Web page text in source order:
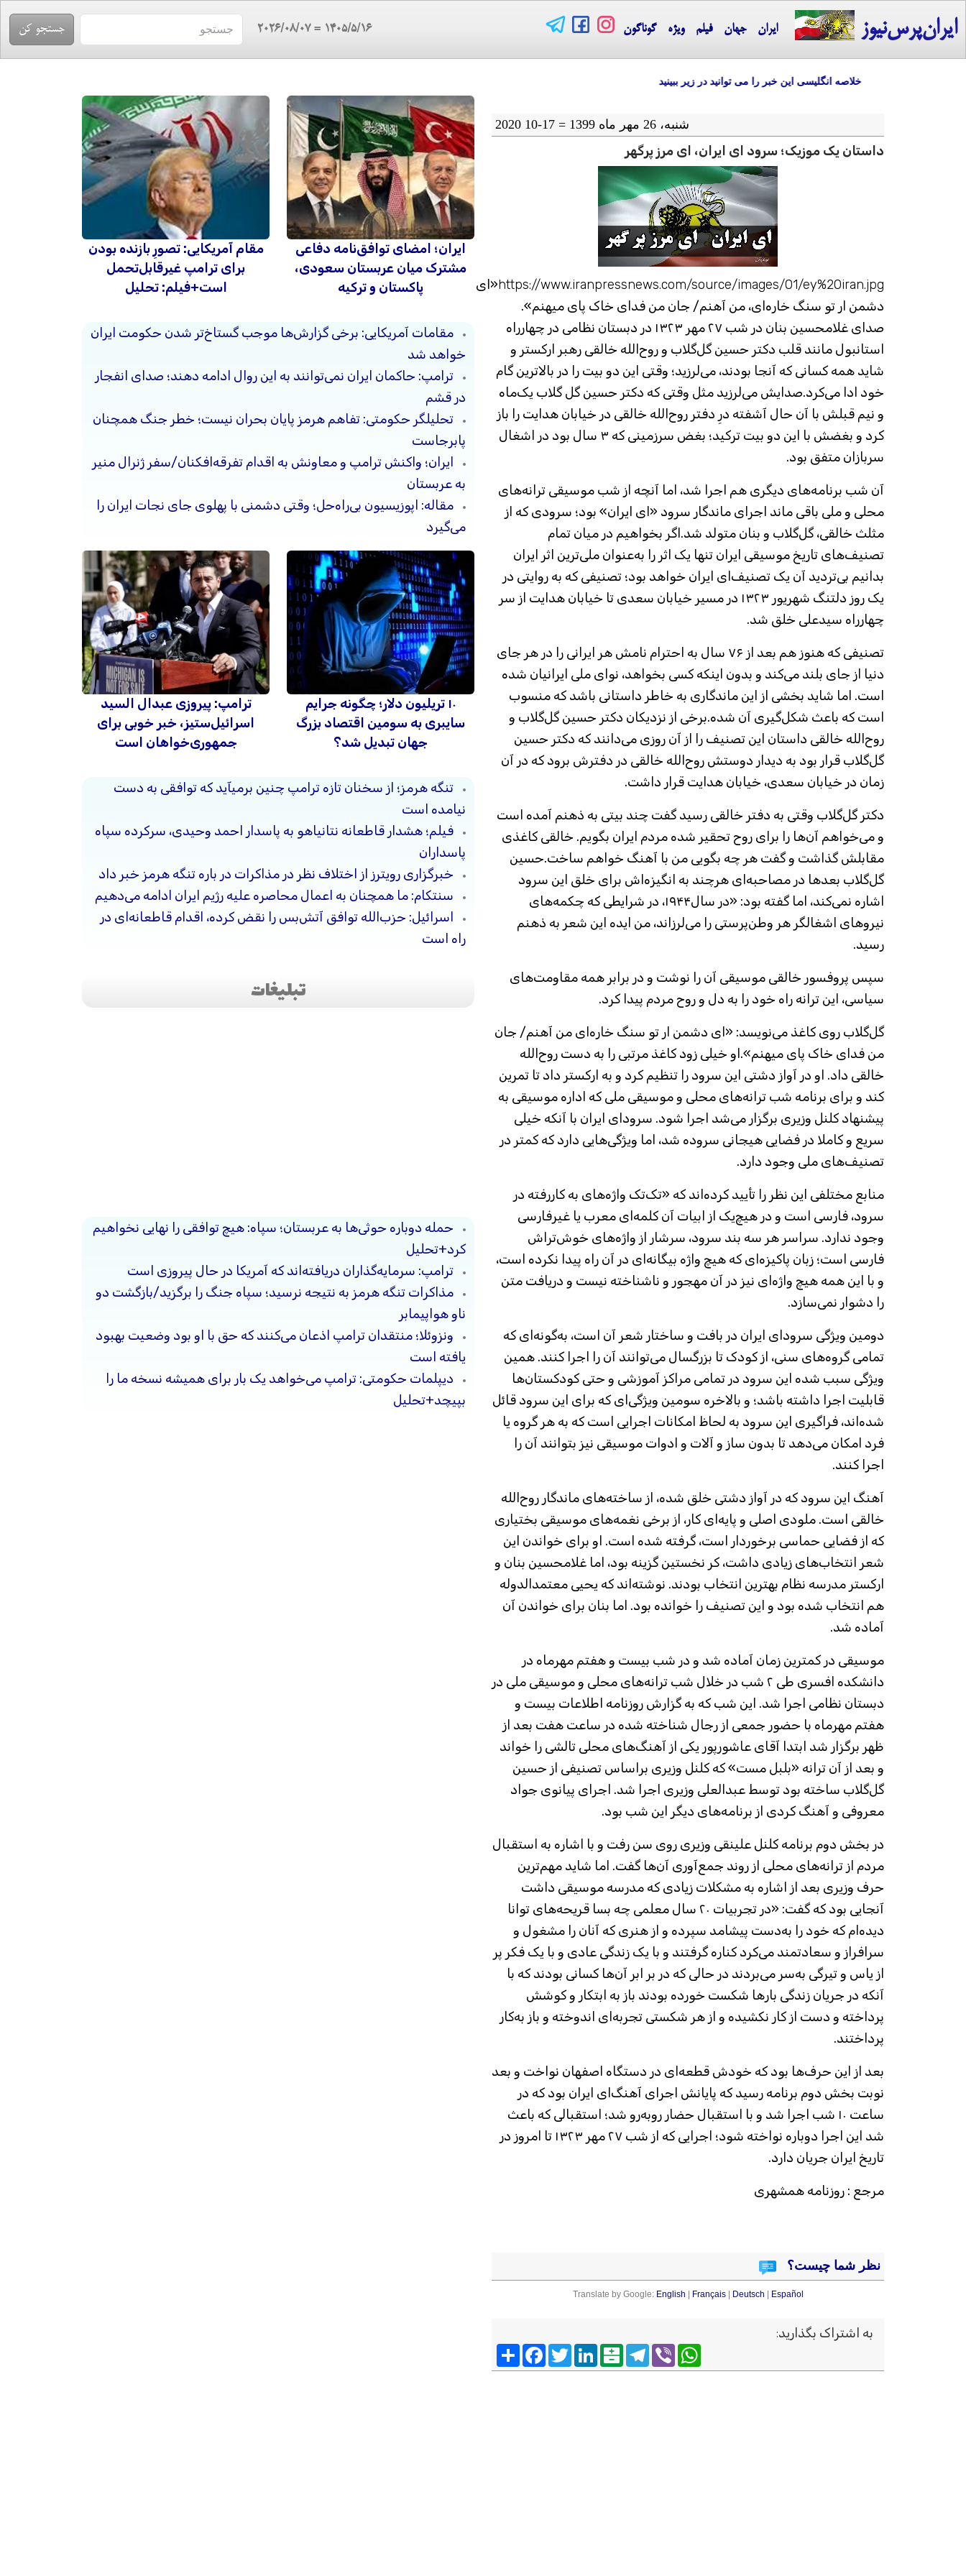
ایران‌پرس‌نیوز ایران جهان فیلم ویژه گوناگون ۱۴۰۵/۵/۱۶ = 2026/08/07
خلاصه انگلیسی این خبر را می توانید در زیر ببینید
شنبه، 26 مهر ماه 1399 = 17-10 2020
داستان یک موزیک؛ سرود ای ایران، ای مرز پرگهر
https://www.iranpressnews.com/source/images/01/ey%20iran.jpg«ای
دشمن ار تو سنگ خاره‌ای، من آهنم/ جان من فدای خاک پای میهنم».
صدای غلامحسین بنان در شب ۲۷ مهر ۱۳۲۳ در دبستان نظامی در چهارراه
استانبول مانند قلب دکتر حسین گل‌گلاب و روح‌الله خالقی رهبر ارکستر و
شاید همه کسانی که آنجا بودند، می‌لرزید؛ وقتی این دو بیت را در بالاترین گام
خود ادا می‌کرد.صدایش می‌لرزید مثل وقتی که دکتر حسین گل گلاب یک‌ماه
و نیم قبلش با آن حال آشفته درِ دفتر روح‌الله خالقی در خیابان هدایت را باز
کرد و بغضش با این دو بیت ترکید؛ بغض سرزمینی که ۳ سال بود در اشغال
سربازان متفق بود.
آن شب برنامه‌های دیگری هم اجرا شد، اما آنچه از شب موسیقی ترانه‌های
محلی و ملی باقی ماند اجرای ماندگار سرود «ای ایران» بود؛ سرودی که از
مثلث خالقی، گل‌گلاب و بنان متولد شد.اگر بخواهیم در میان تمام
تصنیف‌های تاریخ موسیقی ایران تنها یک اثر را به‌عنوان ملی‌ترین اثر ایران
بدانیم بی‌تردید آن یک تصنیف‌ای ایران خواهد بود؛ تصنیفی که به روایتی در
یک روز دلتنگ شهریور ۱۳۲۳ در مسیر خیابان سعدی تا خیابان هدایت از سر
چهارراه سیدعلی خلق شد.
تصنیفی که هنوز هم بعد از ۷۶ سال به احترام نامش هر ایرانی را در هر جای
دنیا از جای بلند می‌کند و بدون اینکه کسی بخواهد، نوای ملی ایرانیان شده
است. اما شاید بخشی از این ماندگاری به خاطر داستانی باشد که منسوب
است که باعث شکل‌گیری آن شده.برخی از نزدیکان دکتر حسین گل‌گلاب و
روح‌الله خالقی داستان این تصنیف را از آن روزی می‌دانند که دکتر حسین
گل‌گلاب قرار بود به دیدار دوستش روح‌الله خالقی در دفترش برود که در آن
زمان در خیابان سعدی، خیابان هدایت قرار داشت.
دکتر گل‌گلاب وقتی به دفتر خالقی رسید گفت چند بیتی به ذهنم آمده است
و می‌خواهم آن‌ها را برای روح تحقیر شده مردم ایران بگویم. خالقی کاغذی
مقابلش گذاشت و گفت هر چه بگویی من با آهنگ خواهم ساخت.حسین
گل‌گلاب بعد‌ها در مصاحبه‌ای هرچند به انگیزه‌اش برای خلق این سرود
اشاره نمی‌کند، اما گفته بود: «در سال۱۹۴۴، در شرایطی که چکمه‌های
نیرو‌های اشغالگر هر وطن‌پرستی را می‌لرزاند، من ایده این شعر به ذهنم
رسید.
سپس پروفسور خالقی موسیقی آن را نوشت و در برابر همه مقاومت‌های
سیاسی، این ترانه راه خود را به دل و روح مردم پیدا کرد.
گل‌گلاب روی کاغذ می‌نویسد: «ای دشمن ار تو سنگ خاره‌ای من آهنم/ جان
من فدای خاک پای میهنم».او خیلی زود کاغذ مرتبی را به دست روح‌الله
خالقی داد. او در آواز دشتی این سرود را تنظیم کرد و به ارکستر داد تا تمرین
کند و برای برنامه شب ترانه‌های محلی و موسیقی ملی که اداره موسیقی به
پیشنهاد کلنل وزیری برگزار می‌شد اجرا شود. سرود‌ای ایران با آنکه خیلی
سریع و کاملا در فضایی هیجانی سروده شد، اما ویژگی‌هایی دارد که کمتر در
تصنیف‌های ملی وجود دارد.
منابع مختلفی این نظر را تأیید کرده‌اند که «تک‌تک واژه‌های به کار‌رفته در
سرود، فارسی است و در هیچ‌یک از ابیات آن کلمه‌ای معرب یا غیرفارسی
وجود ندارد. سراسر هر سه بند سرود، سرشار از واژه‌های خوش‌تراش
فارسی است؛ زبان پاکیزه‌ای که هیچ واژه بیگانه‌ای در آن راه پیدا نکرده است،
و با این همه هیچ واژه‌ای نیز در آن مهجور و ناشناخته نیست و دریافت متن
را دشوار نمی‌سازد.
دومین ویژگی سرود‌ای ایران در بافت و ساختار شعر آن است، به‌گونه‌ای که
تمامی گروه‌های سنی، از کودک تا بزرگسال می‌توانند آن را اجرا کنند. همین
ویژگی سبب شده این سرود در تمامی مراکز آموزشی و حتی کودکستان‌ها
قابلیت اجرا داشته باشد؛ و بالاخره سومین ویژگی‌ای که برای این سرود قائل
شده‌اند، فراگیری این سرود به لحاظ امکانات اجرایی است که به هر گروه یا
فرد امکان می‌دهد تا بدون ساز و آلات و ادوات موسیقی نیز بتوانند آن را
اجرا کنند.
آهنگ این سرود که در آواز دشتی خلق شده، از ساخته‌های ماندگار روح‌الله
خالقی است. ملودی اصلی و پایه‌ای کار، از برخی نغمه‌های موسیقی بختیاری
که از فضایی حماسی برخوردار است، گرفته شده است. او برای خواندن این
شعر انتخاب‌های زیادی داشت، کر نخستین گزینه بود، اما غلامحسین بنان و
ارکستر مدرسه نظام بهترین انتخاب بودند. نوشته‌اند که یحیی معتمدالدوله
هم انتخاب شده بود و این تصنیف را خوانده بود. اما بنان برای خواندن آن
آماده شد.
موسیقی در کمترین زمان آماده شد و در شب بیست و هفتم مهر‌ماه در
دانشکده افسری طی ۲ شب در خلال شب ترانه‌های محلی و موسیقی ملی در
دبستان نظامی اجرا شد. این شب که به گزارش روزنامه اطلاعات بیست و
هفتم مهر‌ماه با حضور جمعی از رجال شناخته شده در ساعت هفت بعد از
ظهر برگزار شد ابتدا آقای عاشورپور یکی از آهنگ‌های محلی تالشی را خواند
و بعد از آن ترانه «بلبل مست» که کلنل وزیری براساس تصنیفی از حسین
گل‌گلاب ساخته بود توسط عبدالعلی وزیری اجرا شد. اجرای پیانوی جواد
معروفی و آهنگ کردی از برنامه‌های دیگر این شب بود.
در بخش دوم برنامه کلنل علینقی وزیری روی سن رفت و با اشاره به استقبال
مردم از ترانه‌های محلی از روند جمع‌آوری آن‌ها گفت. اما شاید مهم‌ترین
حرف وزیری بعد از اشاره به مشکلات زیادی که مدرسه موسیقی داشت
آنجایی بود که گفت: «در تجربیات ۲۰ سال معلمی چه بسا قریحه‌های توانا
دیده‌ام که خود را به‌دست پیشامد سپرده و از هنری که آنان را مشغول و
سرافراز و سعادتمند می‌کرد کناره گرفتند و با یک زندگی عادی و با یک فکر پر
از یاس و تیرگی به‌سر می‌بردند در حالی که در بر ابر آن‌ها کسانی بودند که با
آنکه در جریان زندگی بار‌ها شکست خورده بودند باز به ابتکار و کوشش
پرداخته و دست از کار نکشیده و از هر شکستی تجربه‌ای اندوخته و باز به‌کار
پرداختند.
بعد از این حرف‌ها بود که خودش قطعه‌ای در دستگاه اصفهان نواخت و بعد
نوبت بخش دوم برنامه رسید که پایانش اجرای آهنگ‌ای ایران بود که در
ساعت ۱۰ شب اجرا شد و با استقبال حضار روبه‌رو شد؛ استقبالی که باعث
شد این اجرا دوباره نواخته شود؛ اجرایی که از شب ۲۷ مهر ۱۳۲۳ تا امروز در
تاریخ ایران جریان دارد.
مرجع : روزنامه همشهری
نظر شما چیست؟
Translate by Google: English Français| Deutsch Español
به اشتراک بگذارید:
اشتراک
FacebookTwitter
LinkedInBalatarin
TelegramViber
WhatsApp
ایران؛ امضای توافق‌نامه دفاعی
مشترک میان عربستان سعودی،
پاکستان و ترکیه
مقام آمریکایی: تصورِ بازنده بودن
برای ترامپ غیرقابل‌تحمل
است+فیلم: تحلیل
مقامات آمریکایی: برخی گزارش‌ها موجب گستاخ‌تر شدن حکومت ایران
خواهد شد
ترامپ: حاکمان ایران نمی‌توانند به این روال ادامه دهند؛ صدای انفجار
در قشم
تحلیلگر حکومتی: تفاهم هرمز پایان بحران نیست؛ خطر جنگ همچنان
پابرجاست
ایران؛ واکنش ترامپ و معاونش به اقدام تفرقه‌افکنان/سفر ژنرال منیر
به عربستان
مقاله: اپوزیسیون بی‌راه‌حل؛ وقتی دشمنی با پهلوی جای نجات ایران را
می‌گیرد
۱۰ تریلیون دلار؛ چگونه جرایم
سایبری به سومین اقتصاد بزرگ
جهان تبدیل شد؟
ترامپ: پیروزی عبدال السید
اسرائیل‌ستیز، خبر خوبی برای
جمهوری‌خواهان است
تنگه هرمز؛ از سخنان تازه ترامپ چنین برمیآید که توافقی به دست
نیامده است
فیلم؛ هشدار قاطعانه نتانیاهو به پاسدار احمد وحیدی، سرکرده سپاه
پاسداران
خبرگزاری رویترز از اختلاف نظر در مذاکرات در باره تنگه هرمز خبر داد
سنتکام: ما همچنان به اعمال محاصره علیه رژیم ایران ادامه می‌دهیم
اسرائیل: حزب‌الله توافق آتش‌بس را نقض کرده، اقدام قاطعانه‌ای در
راه است
تبلیغات
حمله دوباره حوثی‌ها به عربستان؛ سپاه: هیچ توافقی را نهایی نخواهیم
کرد+تحلیل
ترامپ: سرمایه‌گذاران دریافته‌اند که آمریکا در حال پیروزی است
مذاکرات تنگه هرمز به نتیجه نرسید؛ سپاه جنگ را برگزید/بازگشت دو
ناو هواپیمابر
ونزوئلا؛ منتقدان ترامپ اذعان می‌کنند که حق با او بود وضعیت بهبود
یافته است
دیپلمات حکومتی: ترامپ می‌خواهد یک بار برای همیشه نسخه ما را
بپیچد+تحلیل